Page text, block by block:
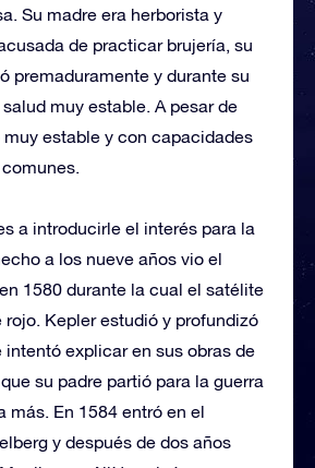
Su madre era herborista y
de practicar brujería, su
premaduramente y durante su
muy estable. A pesar de
estable y con capacidades
a introducirle el interés para la
a los nueve años vio el
en 1580 durante la cual el satélite
rojo. Kepler estudió y profundizó
intentó explicar en sus obras de
su padre partió para la guerra
más. En 1584 entró en el
y después de dos años